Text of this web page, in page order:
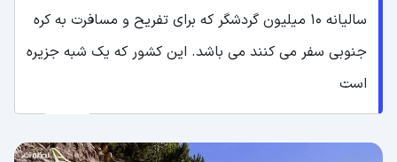
سالیانه ۱۰ میلیون گردشگر که برای تفریح و مسافرت به کره
جنوبی سفر می کنند می باشد. این کشور که یک شبه جزیره
است